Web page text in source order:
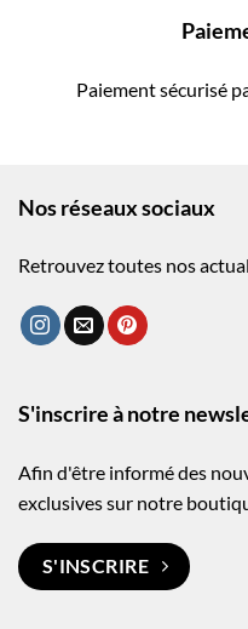
Paiement sécurisé
Nos réseaux sociaux
Retrouvez toutes nos
S'inscrire à notre
Afin d'être informé des
exclusives sur notre
S'INSCRIRE